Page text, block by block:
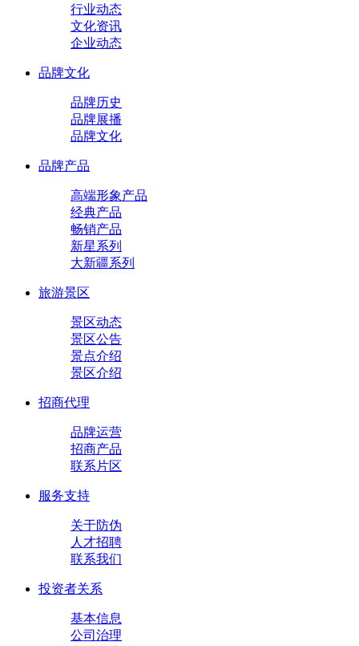
行业动态
文化资讯
企业动态
品牌文化
品牌历史
品牌展播
品牌文化
品牌产品
高端形象产品
经典产品
畅销产品
新星系列
大新疆系列
旅游景区
景区动态
景区公告
景点介绍
景区介绍
招商代理
品牌运营
招商产品
联系片区
服务支持
关于防伪
人才招聘
联系我们
投资者关系
基本信息
公司治理